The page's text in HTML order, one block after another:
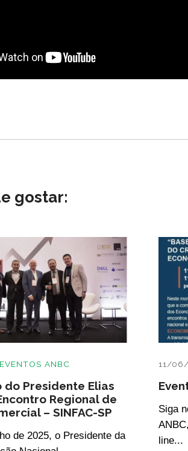
gostar:
EVENTOS ANBC
do Presidente Elias
Regional de
– SINFAC-SP
de 2025, o Presidente da
11/06/
Siga
line...